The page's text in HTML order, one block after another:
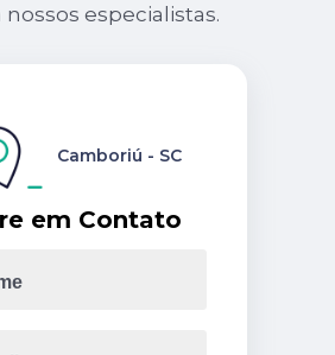
nossos especialistas.
em Contato
Camboriú - SC